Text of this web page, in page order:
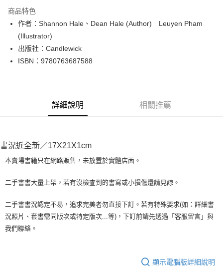
Apple Pay
街口支付
悠遊付
1.本服務由台灣大哥大提供，台灣大哥大用戶可立即使用無須另外申請。
流程，驗證手機門號後，選擇欲分期的期數、繳款截止日，確認付款後即完
3.實際核准額度、可分期數及費用金額請依後續交易確認頁面所載為準。
消。如遇「轉專審核」未通過狀況，表示未達大哥付你分期系統評分，恕無
法說明評估內容。
【繳款方式說明】
1.分期款項不併入電信帳單，「大哥付你分期」於每月結算日後寄送繳費提
AFTEE先享後付
相關說明
便利好安心！
２．便利：只要手機號碼，簡訊認證，即可結帳。
３．安心：先確認商品／服務後，再付款。
【「AFTEE先享後付」結帳流程】
３．收到繳費通知簡訊後14天內，點擊此簡訊中的連結，可透過四大超商／
運送方式
全家取貨付款【書籍"本數"8本以上，建議使用中華郵政宅配包
裹】
商品特色
作者：Shannon Hale、Dean Hale (Author) Leuyen Pham
(Illustrator)
出版社：Candlewick
ISBN：9780763687588
詳細說明 相關推薦
書況近全新／17X21X1cm
本賣場書籍只在網路販售，未放置於實體店面。
二手書書大量上架，若有沒檢查到的書寫或小損傷還請見諒。
二手書書況認定不易，追求完美者勿直接下訂。若有特殊要求(如：詳細書
況照片、套書需同版次或特定版次...等)，下訂前請先透過「客服留言」與
我們聯絡。
顯示電腦版詳細說明